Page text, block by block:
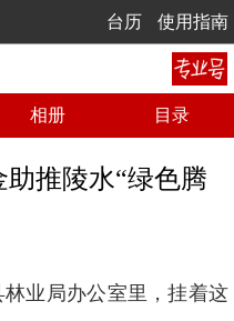
台历 使用指南
相册 目录
推陵水“绿色腾
业局办公室里，挂着这